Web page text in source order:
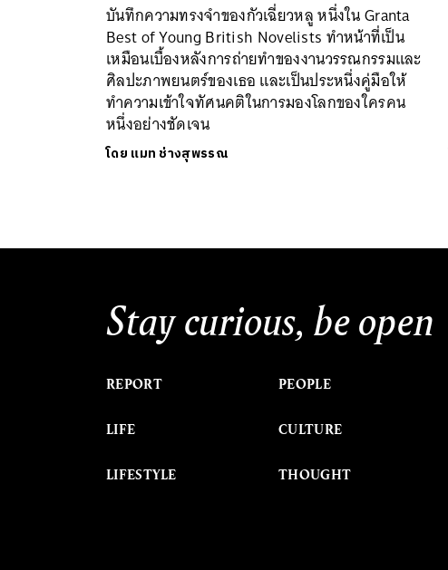
บันทึกความทรงจำของกัวเฉี่ยวหลู หนึ่งใน Granta
Best of Young British Novelists ทำหน้าที่เป็น
เหมือนเบื้องหลังการถ่ายทำของงานวรรณกรรมและ
ศิลปะภาพยนตร์ของเธอ และเป็นประหนึ่งคู่มือให้
ทำความเข้าใจทัศนคติในการมองโลกของใครคน
หนึ่งอย่างชัดเจน
โดย แมท ช่างสุพรรณ
Stay curious, be open
REPORT
LIFE
LIFESTYLE
PEOPLE
CULTURE
THOUGHT